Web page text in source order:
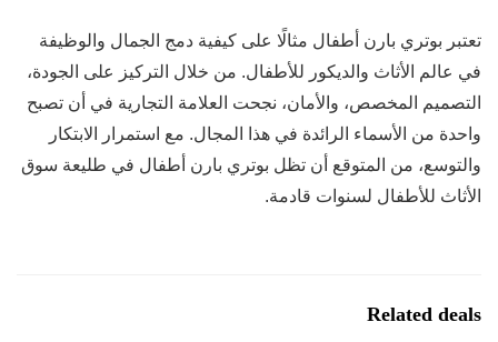
تعتبر بوتري بارن أطفال مثالًا على كيفية دمج الجمال والوظيفة
في عالم الأثاث والديكور للأطفال. من خلال التركيز على الجودة،
التصميم المخصص، والأمان، نجحت العلامة التجارية في أن تصبح
واحدة من الأسماء الرائدة في هذا المجال. مع استمرار الابتكار
والتوسع، من المتوقع أن تظل بوتري بارن أطفال في طليعة سوق
الأثاث للأطفال لسنوات قادمة.
Related deals